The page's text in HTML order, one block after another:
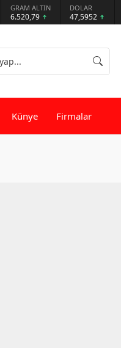
GRAM ALTIN
6.520,79
DOLAR
47,5952
Künye Firmalar